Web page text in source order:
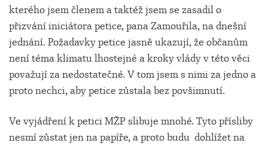
kterého jsem členem a taktéž jsem se zasadil o
přizvání iniciátora petice, pana Zamouřila, na dnešní
jednání. Požadavky petice jasně ukazují, že občanům
není téma klimatu lhostejné a kroky vlády v této věci
považují za nedostatečné. V tom jsem s nimi za jedno a
proto nechci, aby petice zůstala bez povšimnutí.
Ve vyjádření k petici MŽP slibuje mnohé. Tyto přísliby
nesmí zůstat jen na papíře, a proto budu dohlížet na